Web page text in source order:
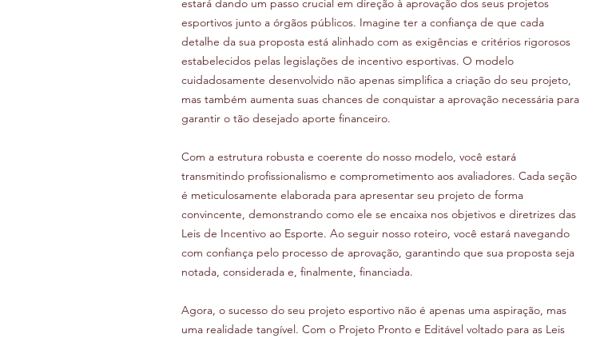
estará dando um passo crucial em direção à aprovação dos seus projetos
esportivos junto a órgãos públicos. Imagine ter a confiança de que cada
detalhe da sua proposta está alinhado com as exigências e critérios rigorosos
estabelecidos pelas legislações de incentivo esportivas. O modelo
cuidadosamente desenvolvido não apenas simplifica a criação do seu projeto,
mas também aumenta suas chances de conquistar a aprovação necessária para
garantir o tão desejado aporte financeiro.
Com a estrutura robusta e coerente do nosso modelo, você estará
transmitindo profissionalismo e comprometimento aos avaliadores. Cada seção
é meticulosamente elaborada para apresentar seu projeto de forma
convincente, demonstrando como ele se encaixa nos objetivos e diretrizes das
Leis de Incentivo ao Esporte. Ao seguir nosso roteiro, você estará navegando
com confiança pelo processo de aprovação, garantindo que sua proposta seja
notada, considerada e, finalmente, financiada.
Agora, o sucesso do seu projeto esportivo não é apenas uma aspiração, mas
uma realidade tangível. Com o Projeto Pronto e Editável voltado para as Leis